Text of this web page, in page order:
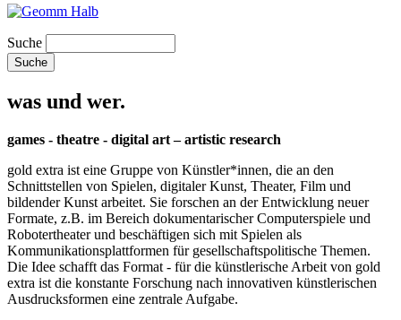
Suche
was und wer.
games - theatre - digital art – artistic research
gold extra ist eine Gruppe von Künstler*innen, die an den
Schnittstellen von Spielen, digitaler Kunst, Theater, Film und
bildender Kunst arbeitet. Sie forschen an der Entwicklung neuer
Formate, z.B. im Bereich dokumentarischer Computerspiele und
Robotertheater und beschäftigen sich mit Spielen als
Kommunikationsplattformen für gesellschaftspolitische Themen.
Die Idee schafft das Format - für die künstlerische Arbeit von gold
extra ist die konstante Forschung nach innovativen künstlerischen
Ausdrucksformen eine zentrale Aufgabe.